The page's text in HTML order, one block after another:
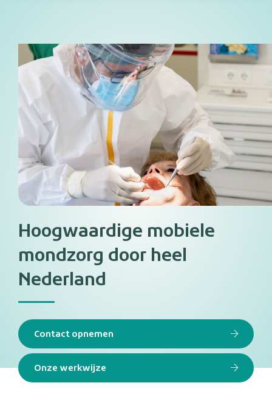
Hoogwaardige mobiele
mondzorg door heel
Nederland
Contact opnemen
Onze werkwijze